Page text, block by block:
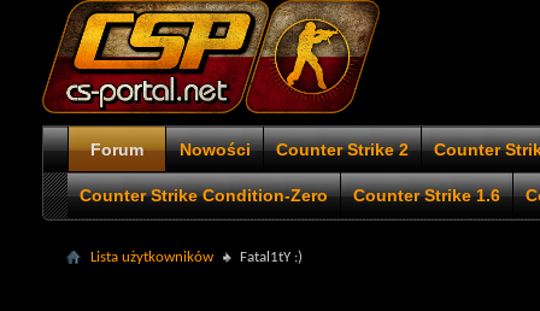
Forum Nowości Counter Strike 2 Counter
Counter Strike Condition-Zero Counter Strike 1.6
Lista użytkowników Fatal1tY :)